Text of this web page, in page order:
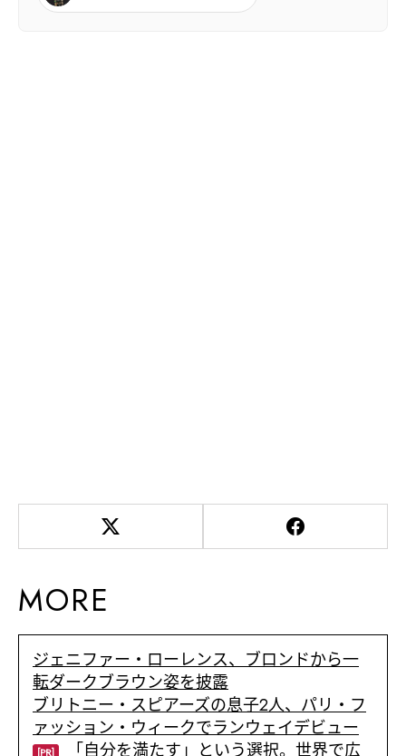
MORE
ジェニファー・ローレンス、ブロンドから一
転ダークブラウン姿を披露
ブリトニー・スピアーズの息子2人、パリ・フ
ァッション・ウィークでランウェイデビュー
[PR] 「自分を満たす」という選択。世界で広